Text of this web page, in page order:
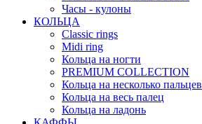
Часы - кулоны
КОЛЬЦА
Classic rings
Midi ring
Кольца на ногти
PREMIUM COLLECTION
Кольца на несколько пальцев
Кольца на весь палец
Кольца на ладонь